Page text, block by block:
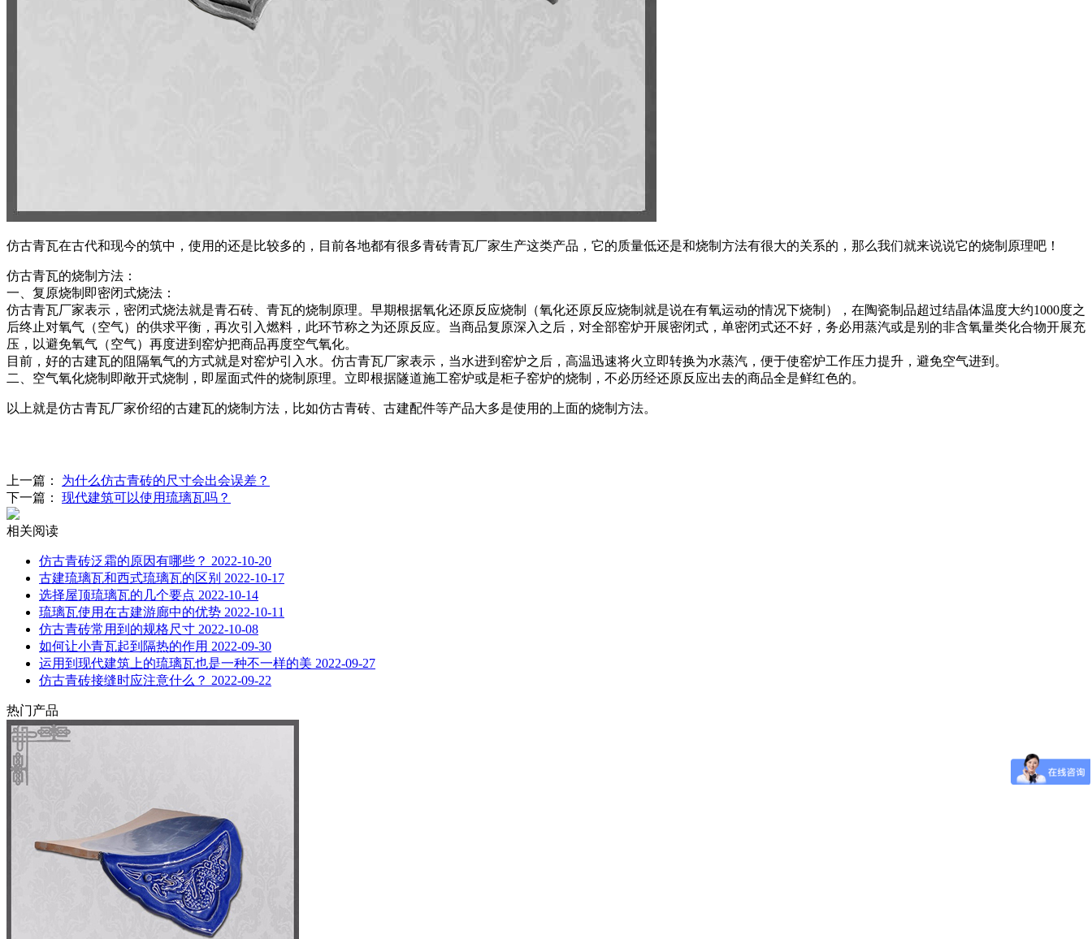
仿古青瓦在古代和现今的筑中，使用的还是比较多的，目前各地都有很多青砖青瓦厂家生产这类产品，它的质量低还是和烧制方法有很大的关系的，那么我们就来说说它的烧制原理吧！
仿古青瓦的烧制方法：
一、复原烧制即密闭式烧法：
仿古青瓦厂家表示，密闭式烧法就是青石砖、青瓦的烧制原理。早期根据氧化还原反应烧制（氧化还原反应烧制就是说在有氧运动的情况下烧制），在陶瓷制品超过结晶体温度大约1000度之
后终止对氧气（空气）的供求平衡，再次引入燃料，此环节称之为还原反应。当商品复原深入之后，对全部窑炉开展密闭式，单密闭式还不好，务必用蒸汽或是别的非含氧量类化合物开展充
压，以避免氧气（空气）再度进到窑炉把商品再度空气氧化。
目前，好的古建瓦的阻隔氧气的方式就是对窑炉引入水。仿古青瓦厂家表示，当水进到窑炉之后，高温迅速将火立即转换为水蒸汽，便于使窑炉工作压力提升，避免空气进到。
二、空气氧化烧制即敞开式烧制，即屋面式件的烧制原理。立即根据隧道施工窑炉或是柜子窑炉的烧制，不必历经还原反应出去的商品全是鲜红色的。
以上就是仿古青瓦厂家价绍的古建瓦的烧制方法，比如仿古青砖、古建配件等产品大多是使用的上面的烧制方法。
上一篇： 为什么仿古青砖的尺寸会出会误差？
下一篇： 现代建筑可以使用琉璃瓦吗？
相关阅读
仿古青砖泛霜的原因有哪些？ 2022-10-20
古建琉璃瓦和西式琉璃瓦的区别 2022-10-17
选择屋顶琉璃瓦的几个要点 2022-10-14
琉璃瓦使用在古建游廊中的优势 2022-10-11
仿古青砖常用到的规格尺寸 2022-10-08
如何让小青瓦起到隔热的作用 2022-09-30
运用到现代建筑上的琉璃瓦也是一种不一样的美 2022-09-27
仿古青砖接缝时应注意什么？ 2022-09-22
热门产品